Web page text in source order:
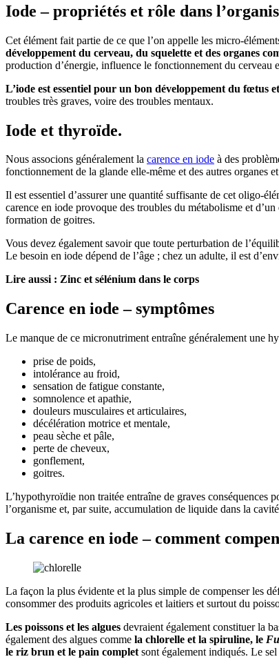
Iode – propriétés et rôle dans
Cet élément fait partie de ce que l’on appelle les micro-
développement du cerveau, du squelette et des organes
production d’énergie, influence le fonctionnement du cerveau
L’iode est essentiel pour un bon développement du fœtus
troubles très graves, voire des troubles mentaux.
Iode et thyroïde.
Nous associons généralement la carence en iode à des
fonctionnement de la glande elle-même et des autres organes
Il est essentiel d’assurer une quantité suffisante de cet oligo-
carence en iode provoque des troubles du métabolisme et
formation de goitres.
Vous devez également savoir que toute perturbation de
Le besoin en iode dépend de l’âge ; chez un adulte, il est
Lire aussi : Zinc et sélénium dans le corps
Carence en iode – symptômes
Le manque de ce micronutriment entraîne généralement une
prise de poids,
intolérance au froid,
sensation de fatigue constante,
somnolence et apathie,
douleurs musculaires et articulaires,
décélération motrice et mentale,
peau sèche et pâle,
perte de cheveux,
gonflement,
goitres.
L’hypothyroïdie non traitée entraîne de graves conséquences
l’organisme et, par suite, accumulation de liquide dans la
La carence en iode – comment
La façon la plus évidente et la plus simple de compenser les
consommer des produits agricoles et laitiers et surtout du
Les poissons et les algues devraient également constituer la
également des algues comme la chlorelle et la spiruline, le
le riz brun et le pain complet sont également indiqués. Le